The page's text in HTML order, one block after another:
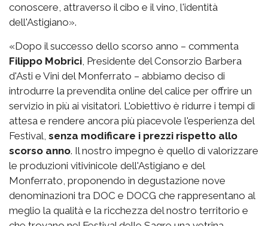
conoscere, attraverso il cibo e il vino, l'identità
dell'Astigiano».
«Dopo il successo dello scorso anno – commenta
Filippo Mobrici , Presidente del Consorzio Barbera
d'Asti e Vini del Monferrato – abbiamo deciso di
introdurre la prevendita online del calice per offrire un
servizio in più ai visitatori. L'obiettivo è ridurre i tempi di
attesa e rendere ancora più piacevole l'esperienza del
Festival, senza modificare i prezzi rispetto allo
scorso anno. Il nostro impegno è quello di valorizzare
le produzioni vitivinicole dell'Astigiano e del
Monferrato, proponendo in degustazione nove
denominazioni tra DOC e DOCG che rappresentano al
meglio la qualità e la ricchezza del nostro territorio e